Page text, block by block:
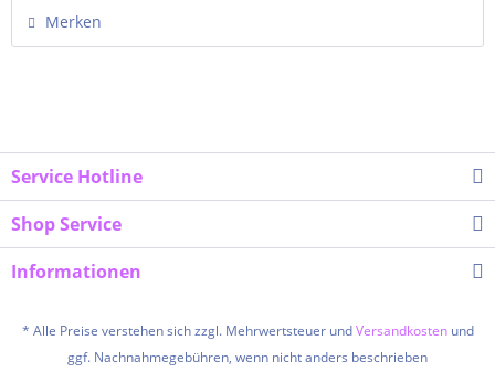
Merken
Service Hotline
Shop Service
Informationen
* Alle Preise verstehen sich zzgl. Mehrwertsteuer undVersandkostenund
ggf. Nachnahmegebühren, wenn nicht anders beschrieben